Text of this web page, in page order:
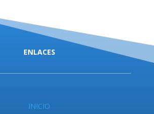
ENLACES
INICIO